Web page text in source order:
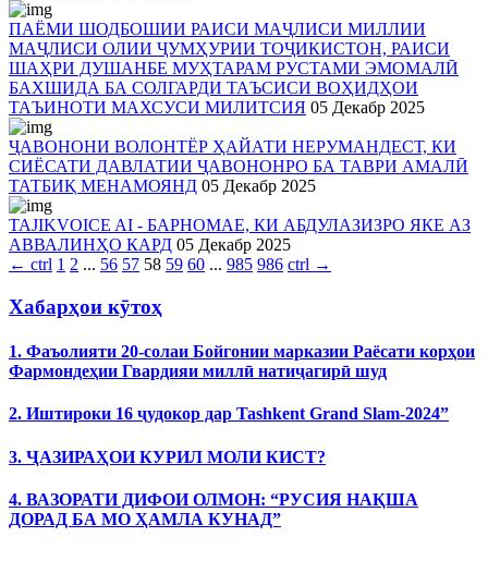
ПАЁМИ ШОДБОШИИ РАИСИ МАҶЛИСИ МИЛЛИИ
МАҶЛИСИ ОЛИИ ҶУМҲУРИИ ТОҶИКИСТОН, РАИСИ
ШАҲРИ ДУШАНБЕ МУҲТАРАМ РУСТАМИ ЭМОМАЛӢ
БАХШИДА БА СОЛГАРДИ ТАЪСИСИ ВОҲИДҲОИ
ТАЪИНОТИ МАХСУСИ МИЛИТСИЯ 05 Декабр 2025
ҶАВОНОНИ ВОЛОНТЁР ҲАЙАТИ НЕРУМАНДЕСТ, КИ
СИЁСАТИ ДАВЛАТИИ ҶАВОНОНРО БА ТАВРИ АМАЛӢ
ТАТБИҚ МЕНАМОЯНД 05 Декабр 2025
TAJIKVOICE AI - БАРНОМАЕ, КИ АБДУЛАЗИЗРО ЯКЕ АЗ
АВВАЛИНҲО КАРД 05 Декабр 2025
← ctrl 1 2 ... 56 57 58 59 60 ... 985 986 ctrl →
Хабарҳои кӯтоҳ
1. Фаъолияти 20-солаи Бойгонии марказии Раёсати корҳои
Фармондеҳии Гвардияи миллӣ натиҷагирӣ шуд
2. Иштироки 16 ҷудокор дар Tashkent Grand Slam-2024”
3. ҶАЗИРАҲОИ КУРИЛ МОЛИ КИСТ?
4. ВАЗОРАТИ ДИФОИ ОЛМОН: “РУСИЯ НАҚША
ДОРАД БА МО ҲАМЛА КУНАД”